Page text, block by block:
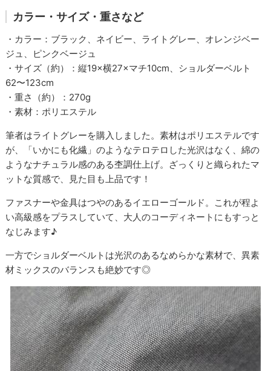
カラー・サイズ・重さなど
・カラー：ブラック、ネイビー、ライトグレー、オレンジベー
ジュ、ピンクベージュ
・サイズ（約）：縦19×横27×マチ10cm、ショルダーベルト
62〜123cm
・重さ（約）：270g
・素材：ポリエステル
筆者はライトグレーを購入しました。素材はポリエステルです
が、「いかにも化繊」のようなテロテロした光沢はなく、綿の
ようなナチュラル感のある杢調仕上げ。ざっくりと織られたマ
ットな質感で、見た目も上品です！
ファスナーや金具はつやのあるイエローゴールド。これが程よ
い高級感をプラスしていて、大人のコーディネートにもすっと
なじみます♪
一方でショルダーベルトは光沢のあるなめらかな素材で、異素
材ミックスのバランスも絶妙です◎